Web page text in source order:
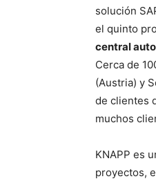
solución
el quinto
central
Cerca de
(Austria) y
de clientes
muchos
KNAPP es
proyectos,